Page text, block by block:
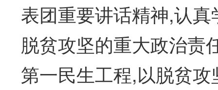
表团重要讲话精神,认
脱贫攻坚的重大政治责
第一民生工程,以脱贫